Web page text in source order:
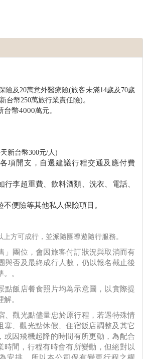
險及20萬意外醫療險(旅客未滿14歲及70歲
台幣250萬旅行業責任險)。
台幣4000萬元。
新台幣300元/人)
項開支，自選建議行程交通及應付費
行李超重費、飲料酒類、洗衣、電話、
便險等其他私人保險項目。
上方可成行，並派隨團導遊隨行服務。
」團位，會因旅客付訂狀況與取消而有
與否及最終成行人數，仍以報名截止後
。
點飯店餐食照片均為示意圖，以實際提
。
、觀光點儘量忠於原行程，若遇特殊情
塞、觀光點休假、住宿飯店調整及其它
或因飛機起降的時間有所更動，為配合
時間，行程有時會有所變動，但絕對以